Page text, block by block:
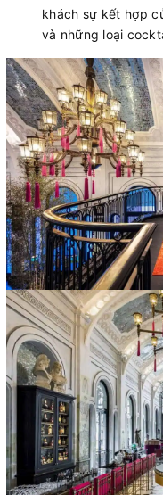
khách sự kết hợp
và những loại